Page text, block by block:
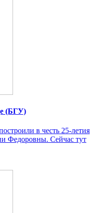
(БГУ)
в честь 25-летия
Федоровны. Сейчас тут